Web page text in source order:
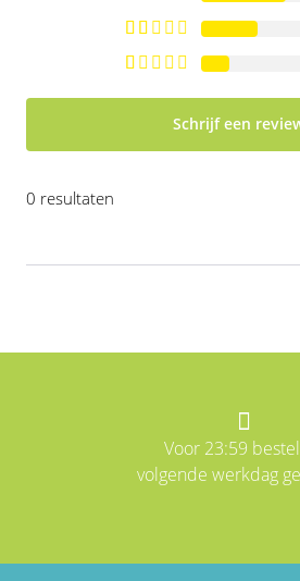
Schrijf een
0 resultaten
Voor 23:59
volgende werkdag